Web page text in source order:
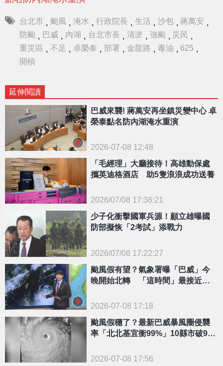
台北市 , 颱風 , 淹水 , 行政院長 , 生活 , 沙包 , 蔣萬安 ,
防颱
巴威 內湖 台北市長 清淤 強颱 災民
重災區 , 不足 , 卓榮泰 , 部署 , 金龍路 , 毒油 , 625 ,
開槓
延伸閱讀
巴威來襲! 蔣萬安再坐鎮災變中心 卓
榮泰點名防內湖淹水重演
2026-07-08 12:48
{PLAYICON}
「毛經理」大廳接待！高雄動保處
攜英迪格酒店 助5隻浪浪成功送養
2026/07/08 17:38:21
{PLAYICON}
少子化衝擊國軍兵源！顧立雄曝國
防部擬恢「2考試」添戰力
2026/07/08 17:22:27
颱風假有望？氣象署曝「巴威」今
晚開始北轉 「這時間」最接近台
2026-07-08 17:18
颱風假穩了？最新巴威暴風圈侵襲
率「北北基宜衝99%」10縣市破9成
2026-07-08 17:56